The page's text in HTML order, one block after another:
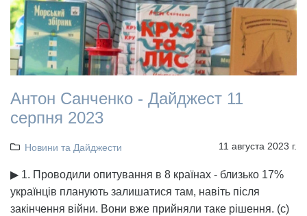
Антон Санченко - Дайджест 11
серпня 2023
Новини та Дайджести 11 августа 2023 г.
▶ 1. Проводили опитування в 8 країнах - близько 17%
українців планують залишатися там, навіть після
закінчення війни. Вони вже прийняли таке рішення. (с)